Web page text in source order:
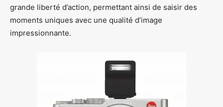
grande liberté d’action, permettant ainsi de saisir des
moments uniques avec une qualité d’image
impressionnante.